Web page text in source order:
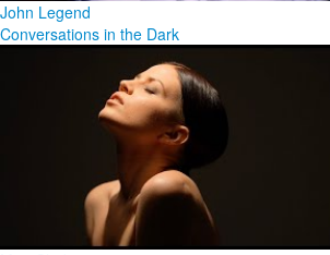
John Legend
Conversations in the Dark